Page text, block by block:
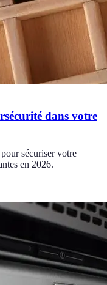
dans votre
sécuriser votre
en 2026.